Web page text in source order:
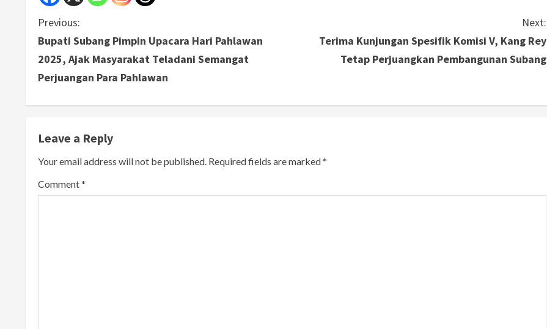
C
o
n
t
i
n
u
Previous:
Bupati Subang Pimpin Upacara Hari Pahlawan
2025, Ajak Masyarakat Teladani Semangat
Perjuangan Para Pahlawan
Next:
Terima Kunjungan Spesifik Komisi V, Kang Rey
Tetap Perjuangkan Pembangunan Subang
Leave a Reply
Your email address will not be published. Required fields are marked*
Comment*